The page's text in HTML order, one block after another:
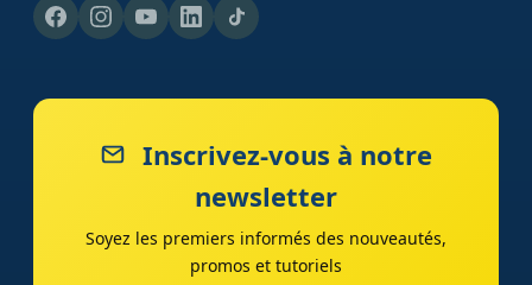
Inscrivez-vous à notre
newsletter
Soyez les premiers informés des nouveautés,
promos et tutoriels